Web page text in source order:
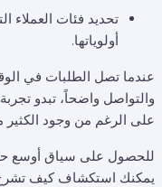
تحديد فئات العملاء
أولوياتها.
عندما تصل الطلبات في
والتواصل واضحاً، تبدو
على الرغم من وجود الكثير
للحصول على سياق أوسع
يمكنك استكشاف كيف